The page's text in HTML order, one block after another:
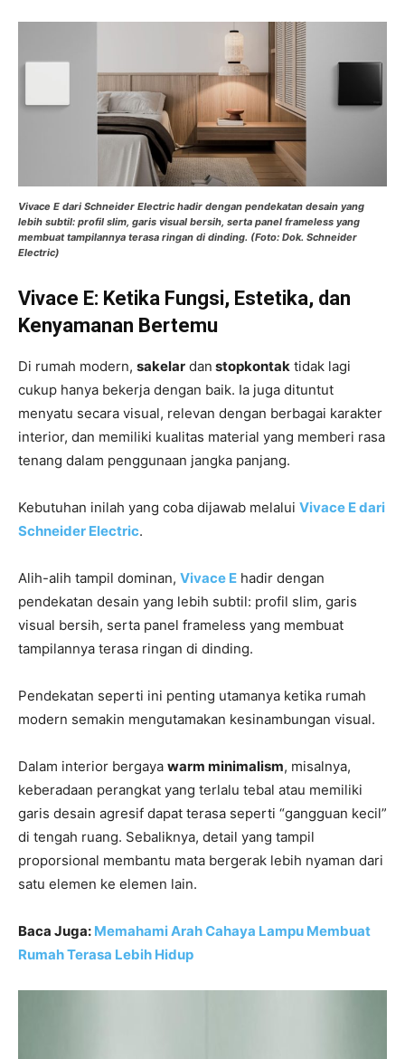
Vivace E dari Schneider Electric hadir dengan pendekatan desain yang
lebih subtil: profil slim, garis visual bersih, serta panel frameless yang
membuat tampilannya terasa ringan di dinding. (Foto: Dok. Schneider
Electric)
Vivace E: Ketika Fungsi, Estetika, dan
Kenyamanan Bertemu
Di rumah modern, sakelar dan stopkontak tidak lagi
cukup hanya bekerja dengan baik. Ia juga dituntut
menyatu secara visual, relevan dengan berbagai karakter
interior, dan memiliki kualitas material yang memberi rasa
tenang dalam penggunaan jangka panjang.
Kebutuhan inilah yang coba dijawab melalui Vivace E dari
Schneider Electric.
Alih-alih tampil dominan, Vivace E hadir dengan
pendekatan desain yang lebih subtil: profil slim, garis
visual bersih, serta panel frameless yang membuat
tampilannya terasa ringan di dinding.
Pendekatan seperti ini penting utamanya ketika rumah
modern semakin mengutamakan kesinambungan visual.
Dalam interior bergaya warm minimalism, misalnya,
keberadaan perangkat yang terlalu tebal atau memiliki
garis desain agresif dapat terasa seperti “gangguan kecil”
di tengah ruang. Sebaliknya, detail yang tampil
proporsional membantu mata bergerak lebih nyaman dari
satu elemen ke elemen lain.
Baca Juga: Memahami Arah Cahaya Lampu Membuat
Rumah Terasa Lebih Hidup